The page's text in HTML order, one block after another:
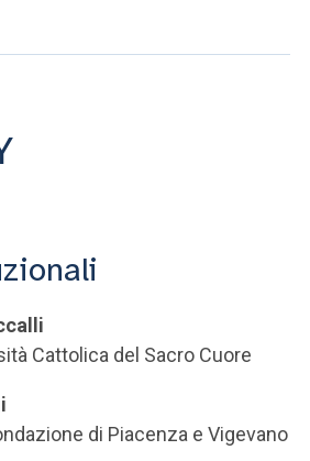
DELLO STAFF
Cattolica del Sacro Cuore
di Piacenza e Vigevano